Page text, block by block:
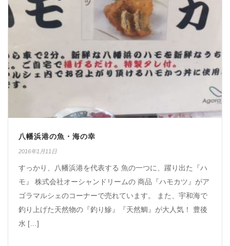
八幡浜港の魚・海の幸
2016年1月11日
すっかり、八幡浜港を代表する 魚の一つに、躍り出た『ハ
モ』 株式会社オーシャンドリームの 商品『ハモカツ』がア
ゴラマルシェのコーナーで売れています。 また、宇和海で
釣り上げた天然物の『釣り鰺』『天然鯛』が大人気！ 豊後
水 […]